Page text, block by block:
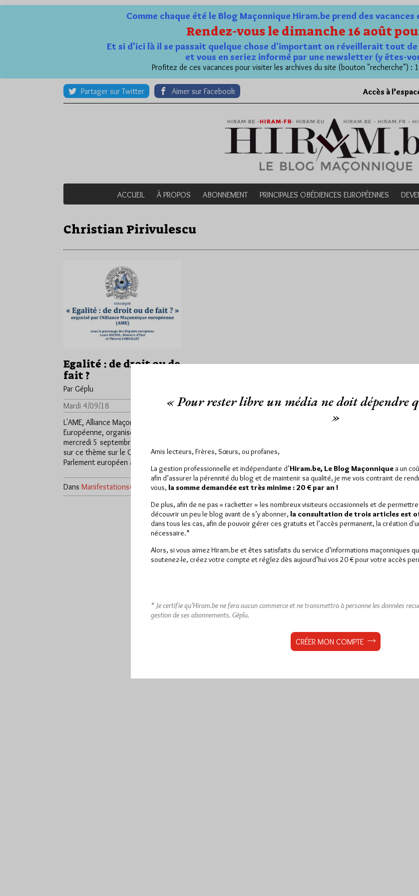
Comme chaque été le Blog Maçonnique Hiram.be prend des
Rendez-vous le dimanche 16 août
Et si d'ici là il se passait quelque chose d'important on réveillerait tout
et vous en seriez informé par une newsletter (y êtes-
Profitez de ces vacances pour visiter les archives du site (bouton "recherche") :
Partager sur Twitter Aimer sur Facebook Accès à
ACCUEIL À PROPOS ABONNEMENT PRINCIPALES OBÉDIENCES EUROPÉENNES
Christian Pirivulescu
Egalité : de droit ou de
fait ?
Par Géplu
Mardi 4/09/18
Lu 1392 fois
L'AME, Alliance Maçonnique
Européenne, organise demain
mercredi 5 septembre un colloque
sur ce thème sur le Campus du
Parlement européen à Bruxelles.…
Dans Manifestations6 commentaires
« Pour rester libre un média ne doit dépendre
»
Amis lecteurs, Frères, Sœurs, ou profanes,
La gestion professionnelle et indépendante d’Hiram.be, Le Blog Maçonnique a un
afin d’assurer la pérennité du blog et de maintenir sa qualité, je me vois contraint de
vous, la somme demandée est très minime : 20 € par an !
De plus, afin de ne pas « racketter » les nombreux visiteurs occasionnels et de
découvrir un peu le blog avant de s’y abonner, la consultation de trois articles est
dans tous les cas, afin de pouvoir gérer ces gratuits et l’accès permanent, la création
nécessaire.*
Alors, si vous aimez Hiram.be et êtes satisfaits du service d’informations maçonniques
soutenez-le, créez votre compte et réglez dès aujourd’hui vos 20 € pour votre accès
* Je certifie qu’Hiram.be ne fera aucun commerce et ne transmettra à personne les données
gestion de ses abonnements. Géplu.
CRÉER MON COMPTE